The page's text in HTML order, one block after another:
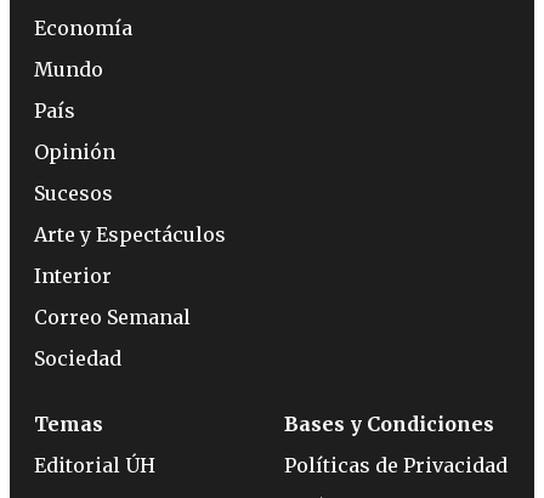
Economía
Mundo
País
Opinión
Sucesos
Arte y Espectáculos
Interior
Correo Semanal
Sociedad
Temas
Editorial ÚH
Bases y Condiciones
Políticas de Privacidad